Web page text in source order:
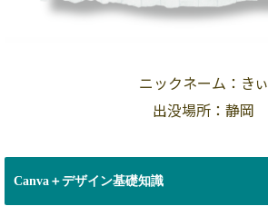
ニックネーム：きぃ
出没場所：静岡
Canva＋デザイン基礎知識